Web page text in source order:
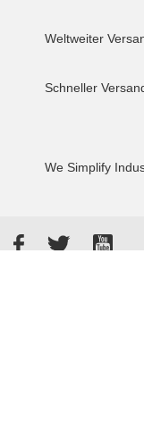
Weltweiter
Schneller
We Simplify
FacebookTwitter